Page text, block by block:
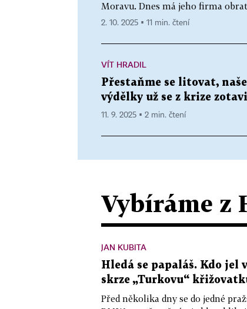
Moravu. Dnes má jeho firma
2. 10. 2025 ▪ 11 min. čtení
VÍT HRADIL
Přestaňme se litovat, naše
výdělky už se z krize
11. 9. 2025 ▪ 2 min. čtení
Vybíráme z
JAN KUBITA
Hledá se papaláš. Kdo jel
skrze „Turkovu“
Před několika dny se do jedné